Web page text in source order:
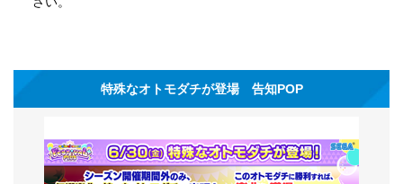
特殊なオトモダチが登場 告知POP